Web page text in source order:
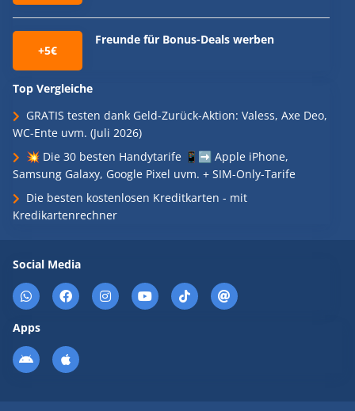
+5€
Freunde für Bonus-Deals werben
Top Vergleiche
GRATIS testen dank Geld-Zurück-Aktion: Valess, Axe Deo,
WC-Ente uvm. (Juli 2026)
💥 Die 30 besten Handytarife 📱➡️ Apple iPhone,
Samsung Galaxy, Google Pixel uvm. + SIM-Only-Tarife
Die besten kostenlosen Kreditkarten - mit
Kredikartenrechner
Social Media
Apps